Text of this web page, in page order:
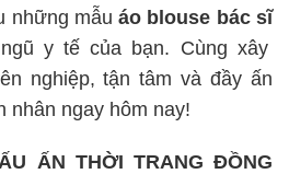
những mẫuáo blouse bác sĩ
y tế của bạn. Cùng xây
nghiệp, tận tâm và đầy ấn
nhân ngay hôm nay!
ẤN THỜI TRANG ĐỒNG